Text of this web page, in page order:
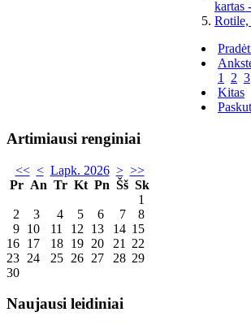
kartas
Rotile,
1
2 3
Kitas
Artimiausi renginiai
<< < Lapk. 2026 > >>
Pr An Tr Kt Pn Šš Sk
1
2
3 4 5 6 7
8
9 10 11 12 13 14 15
16 17 18 19 20 21
22
23 24 25 26 27 28 29
30
Naujausi leidiniai